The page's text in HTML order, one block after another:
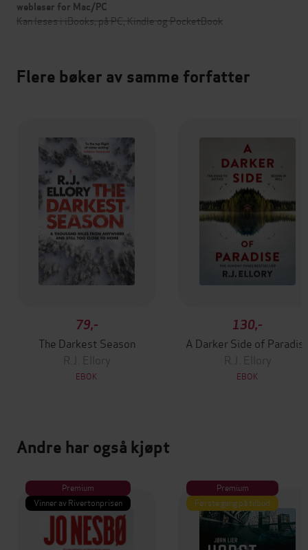
webleser for Mac/PC
Kan leses i iBooks, på PC, Kindle og PocketBook
Flere bøker av samme forfatter
79,-
The Darkest Season
R.J. Ellory
EBOK
130,-
A Darker Side of
R.J. Ellory
EBOK
Andre har også kjøpt
Premium
Vinner av Rivertonprisen
Premium
Første gang på tilbud